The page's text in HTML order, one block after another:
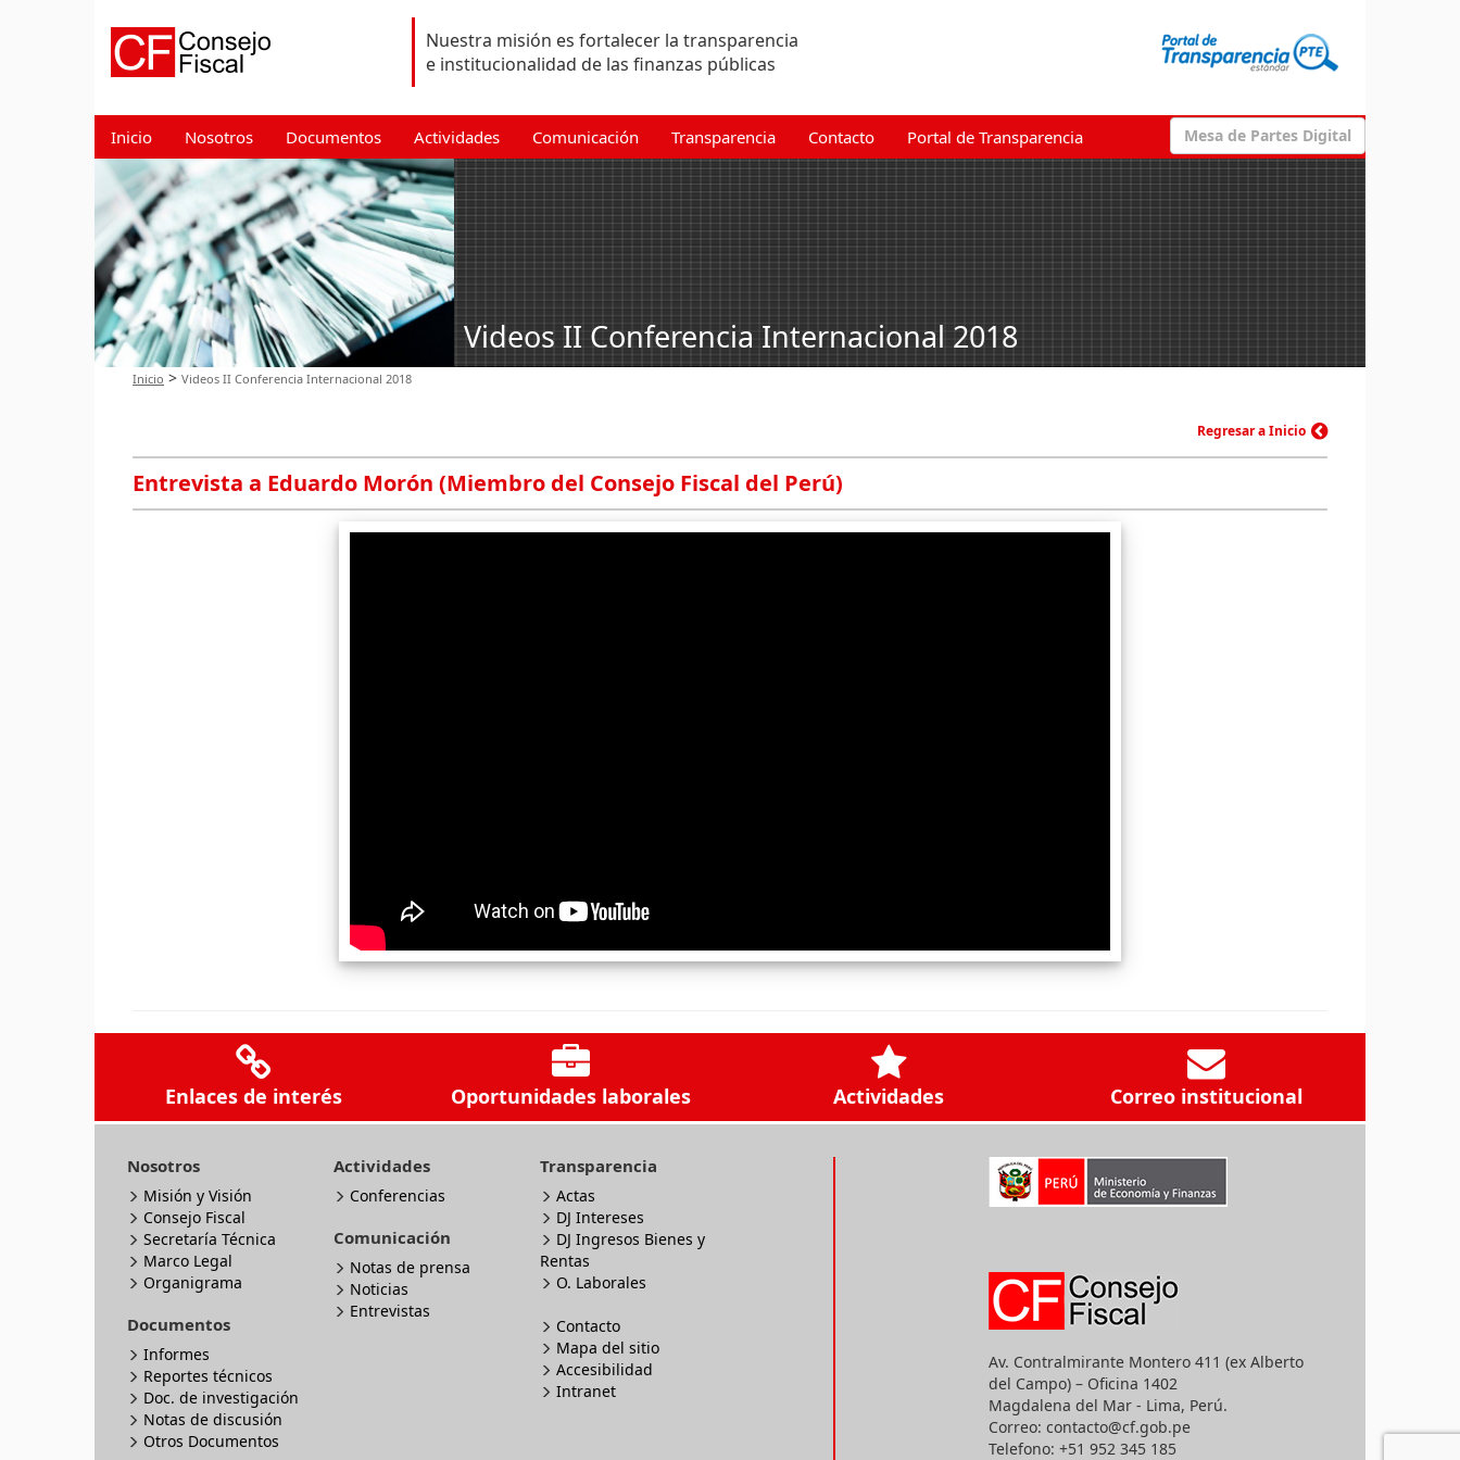
Nuestra misión es fortalecer la transparencia
e institucionalidad de las finanzas públicas
Mesa de Partes Digital
Inicio Nosotros Documentos Actividades Comunicación Transparencia Contacto Portal de Transparencia
Videos II Conferencia Internacional 2018
Inicio > Videos II Conferencia Internacional 2018
Regresar a Inicio
Entrevista a Eduardo Morón (Miembro del Consejo Fiscal del Perú)
Enlaces de interés Oportunidades laborales Actividades Correo institucional
Nosotros
Misión y Visión
Consejo Fiscal
Secretaría Técnica
Marco Legal
Organigrama
Documentos
Informes
Reportes técnicos
Doc. de investigación
Notas de discusión
Otros Documentos
Actividades
Conferencias
Comunicación
Notas de prensa
Noticias
Entrevistas
Transparencia
Actas
DJ Intereses
DJ Ingresos Bienes y
Rentas
O. Laborales
Contacto
Mapa del sitio
Accesibilidad
Intranet
Av. Contralmirante Montero 411 (ex Alberto
del Campo) – Oficina 1402
Magdalena del Mar - Lima, Perú.
Correo: contacto@cf.gob.pe
Telefono: +51 952 345 185